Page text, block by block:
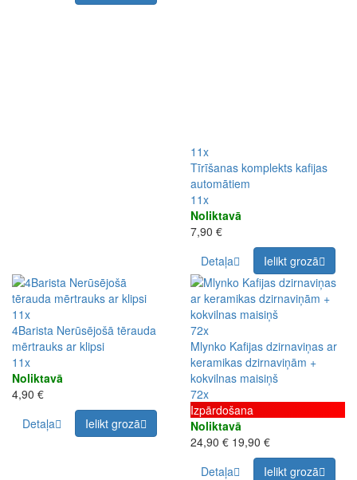
11x
Tīrīšanas komplekts kafijas
automātiem
11x
Noliktavā
7,90 €
Detaļa
Ielikt grozā
11x
4Barista Nerūsējošā tērauda
mērtrauks ar klipsi
11x
Noliktavā
4,90 €
Detaļa
Ielikt grozā
72x
Mlynko Kafijas dzirnaviņas ar
keramikas dzirnaviņām +
kokvilnas maisiņš
72x
Izpārdošana
Noliktavā
24,90 € 19,90 €
Detaļa
Ielikt grozā